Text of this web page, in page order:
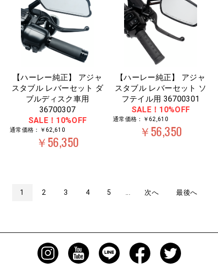
【ハーレー純正】 アジャ
スタブル レバーセット ダ
ブルディスク車用
36700307
SALE！10%OFF
通常価格：￥62,610
￥56,350
【ハーレー純正】 アジャ
スタブル レバーセット ソ
フテイル用 36700301
SALE！10%OFF
通常価格：￥62,610
￥56,350
1 2 3 4 5 次へ 最後へ